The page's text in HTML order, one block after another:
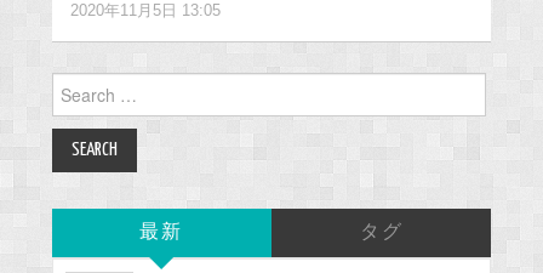
2020年11月5日 13:05
for:
最新 タグ